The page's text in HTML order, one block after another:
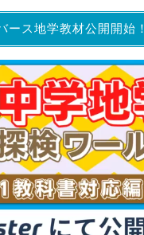
ース地学教材公開開始！